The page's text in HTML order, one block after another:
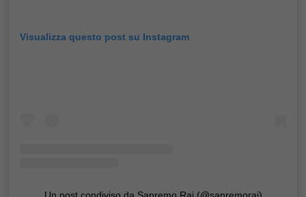
Visualizza questo post su Instagram